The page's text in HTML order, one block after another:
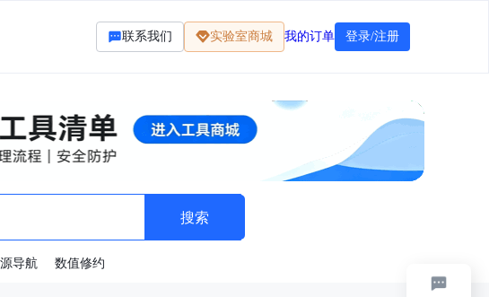
联系我们 实验室商城 我的订单 登录/注册
导航 数值修约